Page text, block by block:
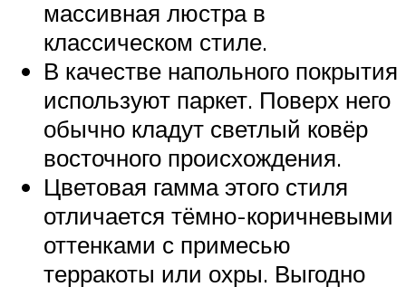
массивная люстра в
классическом стиле.
В качестве напольного покрытия
используют паркет. Поверх него
обычно кладут светлый ковёр
восточного происхождения.
Цветовая гамма этого стиля
отличается тёмно-коричневыми
оттенками с примесью
терракоты или охры. Выгодно